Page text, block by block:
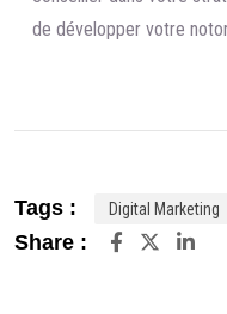
de développer votre
Tags : Digital Marketing
Share :